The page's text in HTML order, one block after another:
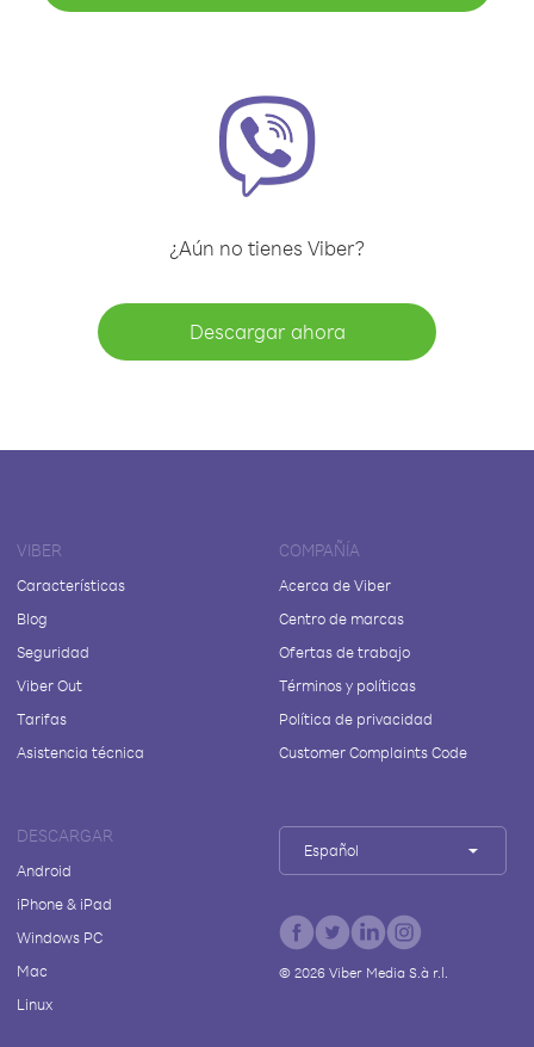
¿Aún no tienes Viber?
Descargar ahora
VIBER
Características
Blog
Seguridad
Viber Out
Tarifas
Asistencia técnica
COMPAÑÍA
Acerca de Viber
Centro de marcas
Ofertas de trabajo
Términos y políticas
Política de privacidad
Customer Complaints Code
DESCARGAR
Android
iPhone & iPad
Windows PC
Mac
Linux
Español
© 2026Viber Media S.à r.l.